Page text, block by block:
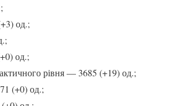
од.;
од.;
рівня — 3685 (+19) од.;
(+0) од.;